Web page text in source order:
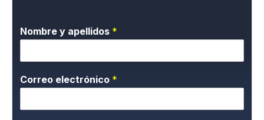
Nombre y apellidos *
Correo electrónico *